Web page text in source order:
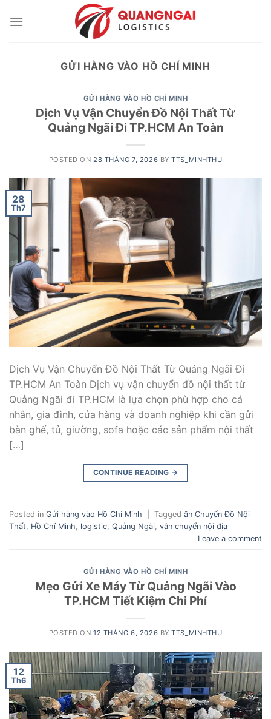
GỬI HÀNG VÀO HỒ CHÍ MINH
GỬI HÀNG VÀO HỒ CHÍ MINH
Dịch Vụ Vận Chuyển Đồ Nội Thất Từ
Quảng Ngãi Đi TP.HCM An Toàn
POSTED ON 28 THÁNG 7, 2026 BYTTS_MINHTHU
28
Th7
Dịch Vụ Vận Chuyển Đồ Nội Thất Từ Quảng Ngãi Đi
TP.HCM An Toàn Dịch vụ vận chuyển đồ nội thất từ
Quảng Ngãi đi TP.HCM là lựa chọn phù hợp cho cá
nhân, gia đình, cửa hàng và doanh nghiệp khi cần gửi
bàn ghế, tủ, giường, sofa hoặc các sản phẩm nội thất
[…]
CONTINUE READING →
Posted in Gửi hàng vào Hồ Chí Minh Tagged ận Chuyển Đồ Nội
Thất
Hồ Chí Minh logistic Quảng Ngãi vận chuyển nội địa
Leave a comment
GỬI HÀNG VÀO HỒ CHÍ MINH
Mẹo Gửi Xe Máy Từ Quảng Ngãi Vào
TP.HCM Tiết Kiệm Chi Phí
POSTED ON12 THÁNG 6, 2026 BYTTS_MINHTHU
12
Th6